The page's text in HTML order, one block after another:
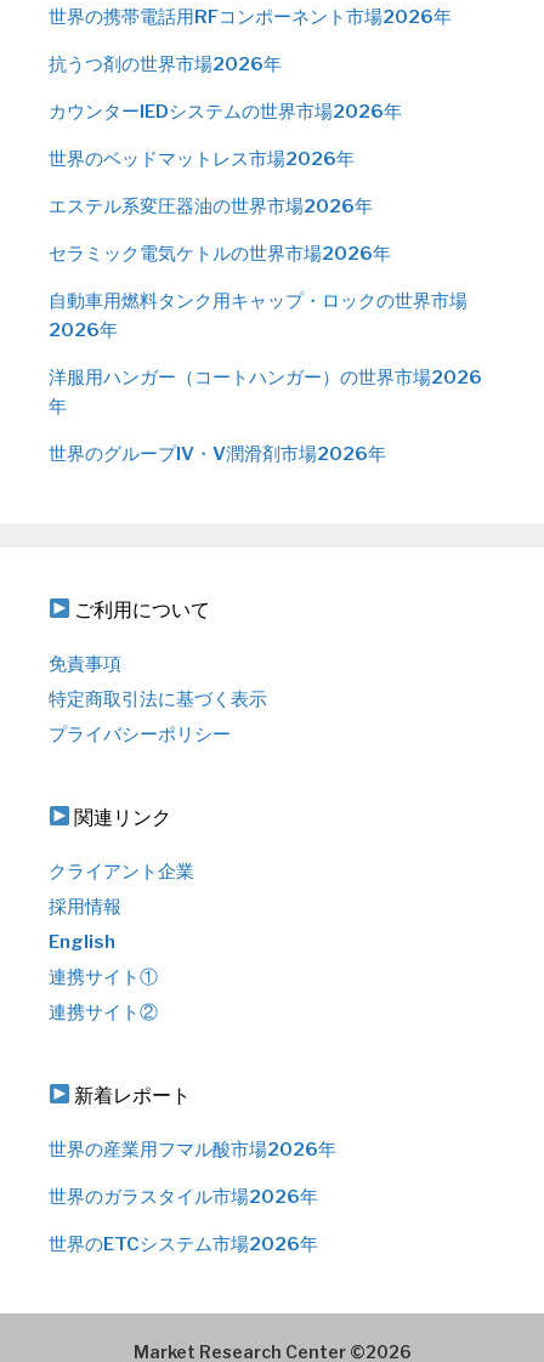
世界の携帯電話用RFコンポーネント市場2026年
抗うつ剤の世界市場2026年
カウンターIEDシステムの世界市場2026年
世界のベッドマットレス市場2026年
エステル系変圧器油の世界市場2026年
セラミック電気ケトルの世界市場2026年
自動車用燃料タンク用キャップ・ロックの世界市場
2026年
洋服用ハンガー（コートハンガー）の世界市場2026
年
世界のグループIV・V潤滑剤市場2026年
ご利用について
免責事項
特定商取引法に基づく表示
プライバシーポリシー
関連リンク
クライアント企業
採用情報
English
連携サイト①
連携サイト②
新着レポート
世界の産業用フマル酸市場2026年
世界のガラスタイル市場2026年
世界のETCシステム市場2026年
Market Research Center ©2026